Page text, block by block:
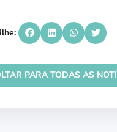
PARA TODAS AS